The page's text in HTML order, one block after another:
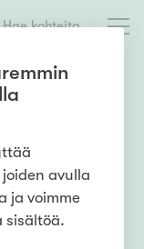
Hae kohteita
sauna
avulla
ja voimme
sisältöä.